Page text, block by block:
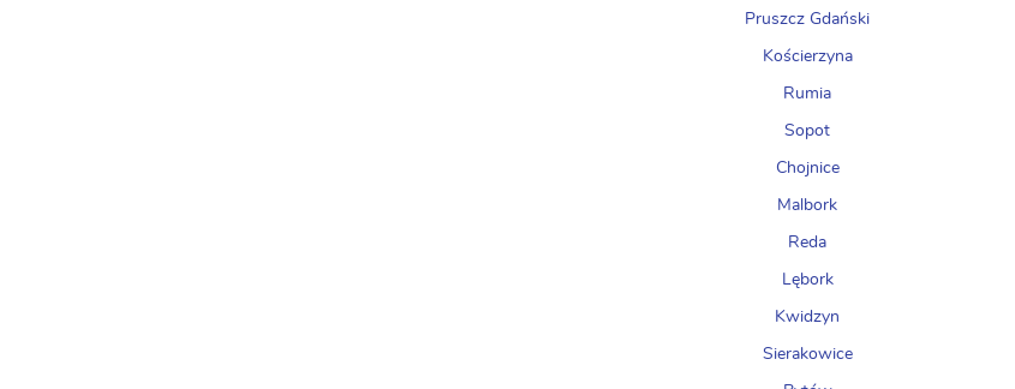
Pruszcz Gdański
Kościerzyna
Rumia
Sopot
Chojnice
Malbork
Reda
Lębork
Kwidzyn
Sierakowice